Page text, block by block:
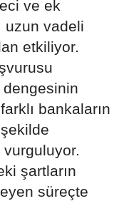
ve ek
uzun vadeli
etkiliyor.
bankaların
vurguluyor.
şartların
süreçte